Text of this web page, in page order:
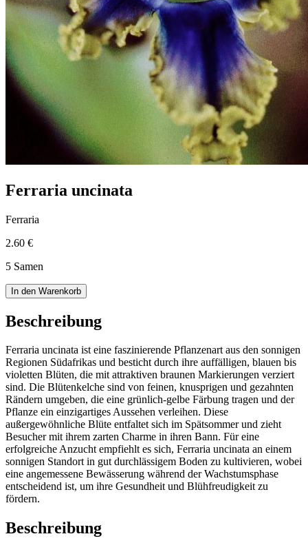
Ferraria uncinata
Ferraria
2.60 €
5 Samen
In den Warenkorb
Beschreibung
Ferraria uncinata ist eine faszinierende Pflanzenart aus den sonnigen
Regionen Südafrikas und besticht durch ihre auffälligen, blauen bis
violetten Blüten, die mit attraktiven braunen Markierungen verziert
sind. Die Blütenkelche sind von feinen, knusprigen und gezahnten
Rändern umgeben, die eine grünlich-gelbe Färbung tragen und der
Pflanze ein einzigartiges Aussehen verleihen. Diese
außergewöhnliche Blüte entfaltet sich im Spätsommer und zieht
Besucher mit ihrem zarten Charme in ihren Bann. Für eine
erfolgreiche Anzucht empfiehlt es sich, Ferraria uncinata an einem
sonnigen Standort in gut durchlässigem Boden zu kultivieren, wobei
eine angemessene Bewässerung während der Wachstumsphase
entscheidend ist, um ihre Gesundheit und Blühfreudigkeit zu
fördern.
Beschreibung